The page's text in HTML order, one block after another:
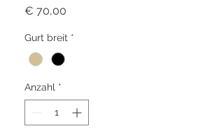
€ 70,00
Gurt breit *
Anzahl *